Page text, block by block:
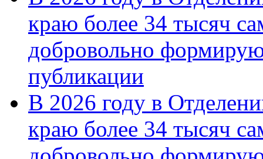
краю более 34 тысяч
добровольно
публикации
В 2026 году в
краю более 34 тысяч